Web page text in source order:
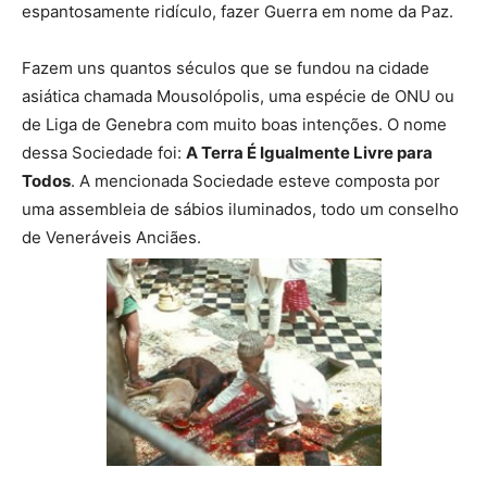
espantosamente ridículo, fazer Guerra em nome da Paz.
Fazem uns quantos séculos que se fundou na cidade
asiática chamada Mousolópolis, uma espécie de ONU ou
de Liga de Genebra com muito boas intenções. O nome
dessa Sociedade foi: A Terra É Igualmente Livre para
Todos. A mencionada Sociedade esteve composta por
uma assembleia de sábios iluminados, todo um conselho
de Veneráveis Anciães.